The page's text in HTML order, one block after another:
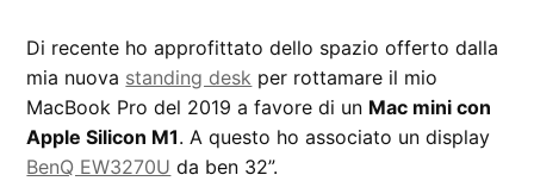
Di recente ho approfittato dello spazio offerto dalla
mia nuova standing desk per rottamare il mio
MacBook Pro del 2019 a favore di un Mac mini con
Apple Silicon M1. A questo ho associato un display
BenQ EW3270U da ben 32”.